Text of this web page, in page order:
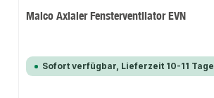
Maico Axialer Fensterventilator EVN
Sofort verfügbar, Lieferzeit 10-11 Tage